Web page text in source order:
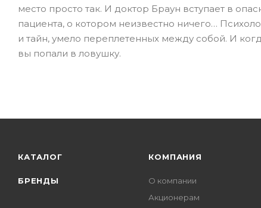
место просто так. И доктор Браун вступает в
пациента, о котором неизвестно ничего…
и тайн, умело переплетенных между собой. И
вы попали в ловушку.
КАТАЛОГ
БРЕНДЫ
КОМПАНИЯ
О компании
Акционерам